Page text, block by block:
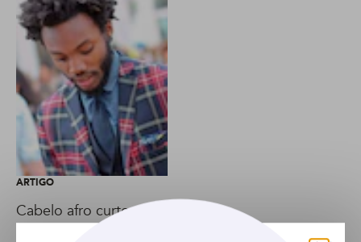
ARTIGO
Cabelo afro curto com
nudred: aprenda a usar